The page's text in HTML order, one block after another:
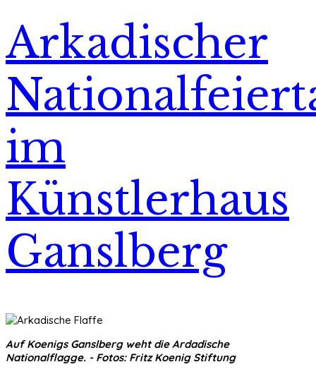
Arkadischer
im
Künstlerhaus
Ganslberg
Auf Koenigs Ganslberg weht die Ardadische
Nationalflagge. - Fotos: Fritz Koenig Stiftung